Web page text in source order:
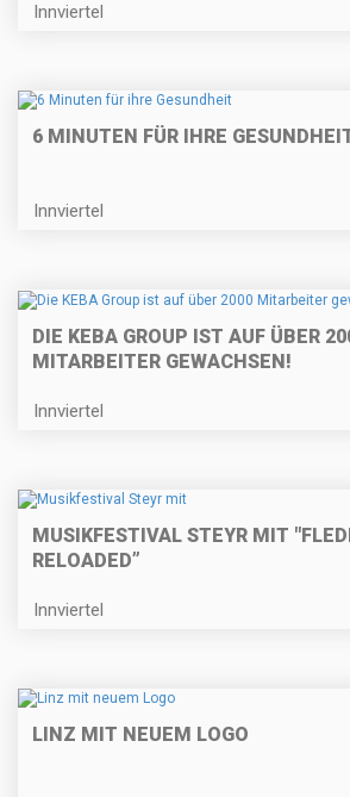
Innviertel
6 MINUTEN FÜR IHRE
Innviertel
DIE KEBA GROUP IST AUF ÜBER
MITARBEITER GEWACHSEN!
Innviertel
MUSIKFESTIVAL STEYR MIT
RELOADED”
Innviertel
LINZ MIT NEUEM LOGO